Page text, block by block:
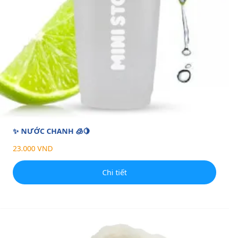
✨ NƯỚC CHANH 🧊🍋
23.000 VND
Chi tiết